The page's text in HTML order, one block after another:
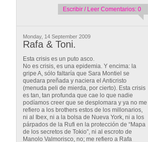
Escribir / Leer Comentarios: 0
Monday, 14 September 2009
Rafa & Toni.
Esta crisis es un puto asco.
No es crisis, es una epidemia. Y encima: la
gripe A, sólo faltaría que Sara Montiel se
quedara preñada y naciera el Anticristo
(menuda peli de mierda, por cierto). Esta crisis
es tan, tan profunda que cae lo que nadie
podíamos creer que se desplomara y ya no me
refiero a los brothers estos de los millonarios,
ni al Ibex, ni a la bolsa de Nueva York, ni a los
párpados de la Rufi en la protección de “Mapa
de los secretos de Tokio”, ni al escroto de
Manolo Valmorisco, no; me refiero a Rafa